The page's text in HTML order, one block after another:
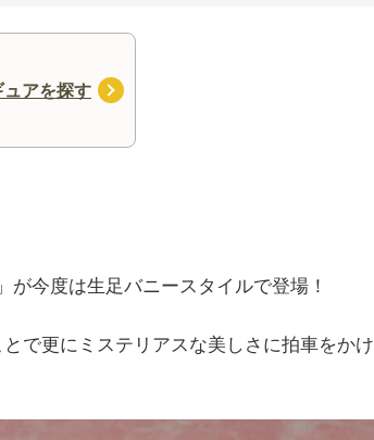
ュアを探す
が今度は生足バニースタイルで登場！
で更にミステリアスな美しさに拍車をかけ